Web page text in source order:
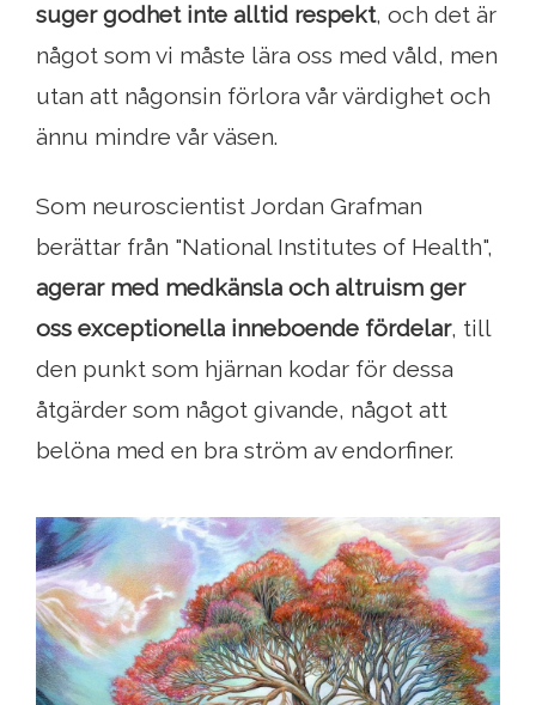
suger godhet inte alltid respekt, och det är
något som vi måste lära oss med våld, men
utan att någonsin förlora vår värdighet och
ännu mindre vår väsen.
Som neuroscientist Jordan Grafman
berättar från "National Institutes of Health",
agerar med medkänsla och altruism ger
oss exceptionella inneboende fördelar, till
den punkt som hjärnan kodar för dessa
åtgärder som något givande, något att
belöna med en bra ström av endorfiner.